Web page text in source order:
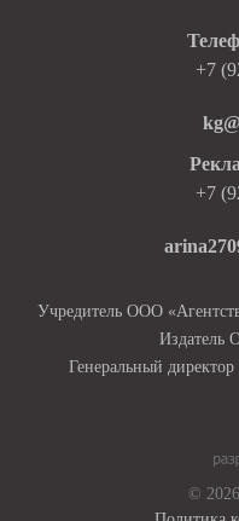
+7
+7
Учредитель ООО
Генеральный
©